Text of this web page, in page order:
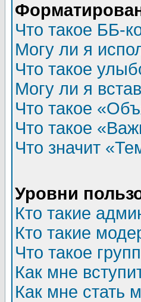
Что такое ББ-
Могу ли я
Что такое
Могу ли я
Что такое
Что такое
Что значит
Уровни
Кто такие
Кто такие
Что такое
Как мне
Как мне стать